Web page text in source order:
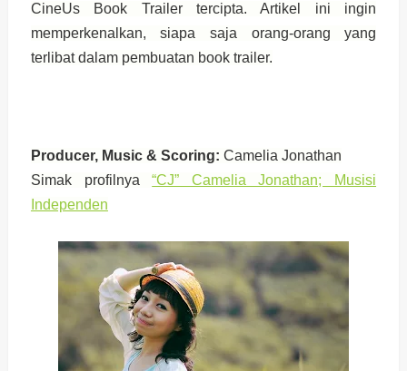
CineUs Book Trailer tercipta. Artikel ini ingin
memperkenalkan, siapa saja orang-orang yang
terlibat dalam pembuatan book trailer.
Producer, Music & Scoring: Camelia Jonathan
Simak profilnya“CJ” Camelia Jonathan; Musisi
Independen